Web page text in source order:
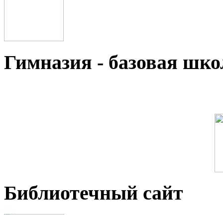
Гимназия - базовая
Библиотечный сайт